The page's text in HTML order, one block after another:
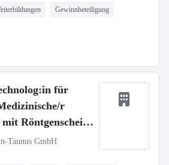
Gewinnbeteiligung
für
r
Röntgenschein
Taunus GmbH